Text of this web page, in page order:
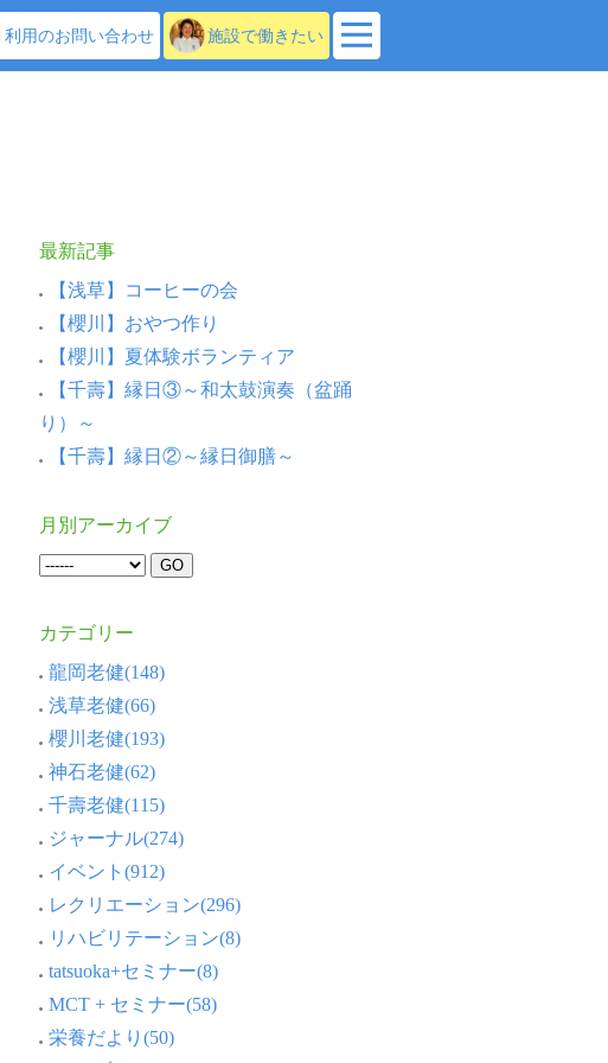
利用のお問い合わせ 施設で働きたい
最新記事
【浅草】コーヒーの会
【櫻川】おやつ作り
【櫻川】夏体験ボランティア
【千壽】縁日③～和太鼓演奏（盆踊
り）～
【千壽】縁日②～縁日御膳～
月別アーカイブ
カテゴリー
龍岡老健(148)
浅草老健(66)
櫻川老健(193)
神石老健(62)
千壽老健(115)
ジャーナル(274)
イベント(912)
レクリエーション(296)
リハビリテーション(8)
tatsuoka+セミナー(8)
MCT + セミナー(58)
栄養だより(50)